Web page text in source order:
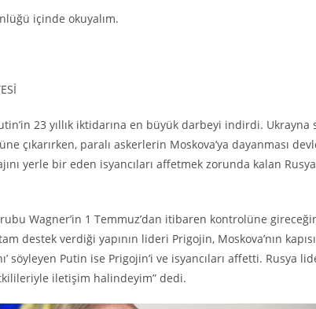
içinde okuyalım.
23 yıllık iktidarına en büyük darbeyi indirdi.
çıkarırken, paralı askerlerin Moskova’ya dayanması
yerle bir eden isyancıları affetmek zorunda kalan
Wagner’in 1 Temmuz’dan itibaren kontrolüne
destek verdiği yapının lideri Prigojin, Moskova’nın
söyleyen Putin ise Prigojin’i ve isyancıları affetti.
iletişim halindeyim” dedi.